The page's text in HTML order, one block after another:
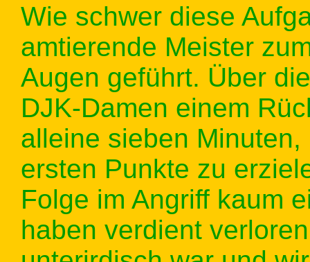
Wie schwer diese
amtierende Meister
Augen geführt. Über
DJK-Damen einem
alleine sieben
ersten Punkte zu
Folge im Angriff kaum
haben verdient